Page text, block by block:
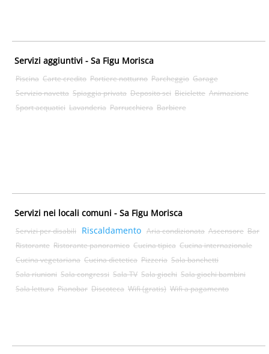
Servizi aggiuntivi - Sa Figu Morisca
Piscina Carte credito Portiere notturno Parcheggio Garage
Servizio navetta Spiaggia privata Deposito sci Biciclette Animazione
Sport acquatici Lavanderia Parrucchiera Barbiere
Servizi nei locali comuni - Sa Figu Morisca
Servizi per disabili Riscaldamento Aria condizionata Ascensore Bar
Ristorante Ristorante panoramico Cucina tipica Cucina internazionale
Cucina vegetariana Cucina dietetica Pizzeria Sala banchetti
Sala riunioni Sala congressi Sala TV Sala giochi Sala giochi bambini
Sala lettura Pianobar Discoteca Wifi (gratis) Wifi a pagamento